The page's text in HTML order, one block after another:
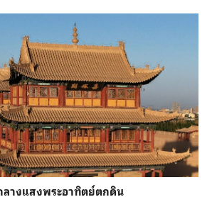
ลางแสงพระอาทิตย์ตกดิน